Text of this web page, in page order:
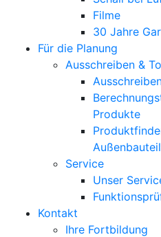
Filme
30 Jahre
Für die Planung
Ausschreiben &
Produkte
Service
Unser
Kontakt
Ihre Fortbildung